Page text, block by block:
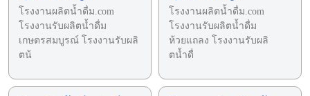
โรงงานผลิตน้ำดื่ม.com
โรงงานรับผลิตน้ำดื่ม
เกษตรสมบูรณ์ โรงงานรับผลิ
ตน้
โรงงานผลิตน้ำดื่ม.com
โรงงานรับผลิตน้ำดื่ม
ห้วยแถลง โรงงานรับผลิ
ตน้ำดื่